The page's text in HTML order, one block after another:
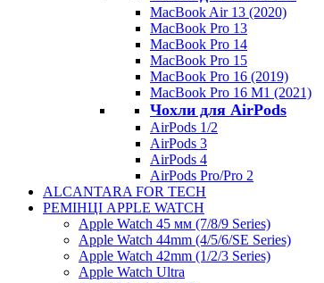
MacBook Air 13 (2020)
MacBook Pro 13
MacBook Pro 14
MacBook Pro 15
MacBook Pro 16 (2019)
MacBook Pro 16 M1 (2021)
Чохли для AirPods
AirPods 1/2
AirPods 3
AirPods 4
AirPods Pro/Pro 2
ALCANTARA FOR TECH
РЕМІНЦІ APPLE WATCH
Apple Watch 45 мм (7/8/9 Series)
Apple Watch 44mm (4/5/6/SE Series)
Apple Watch 42mm (1/2/3 Series)
Apple Watch Ultra